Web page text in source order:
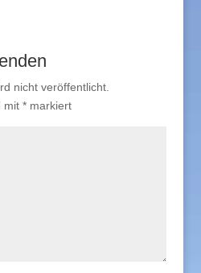
nicht veröffentlicht.
mit *markiert